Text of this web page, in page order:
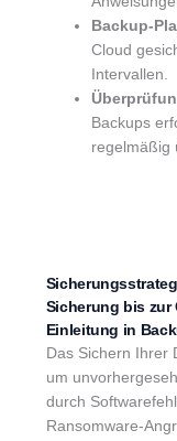
Backup-
Cloud
Intervallen.
Backups
regelmäßig
Sicherung bis zur
Einleitung in
Das Sichern Ihrer
um
durch
Ransomware-